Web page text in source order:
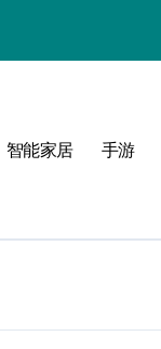
智能家居 手游